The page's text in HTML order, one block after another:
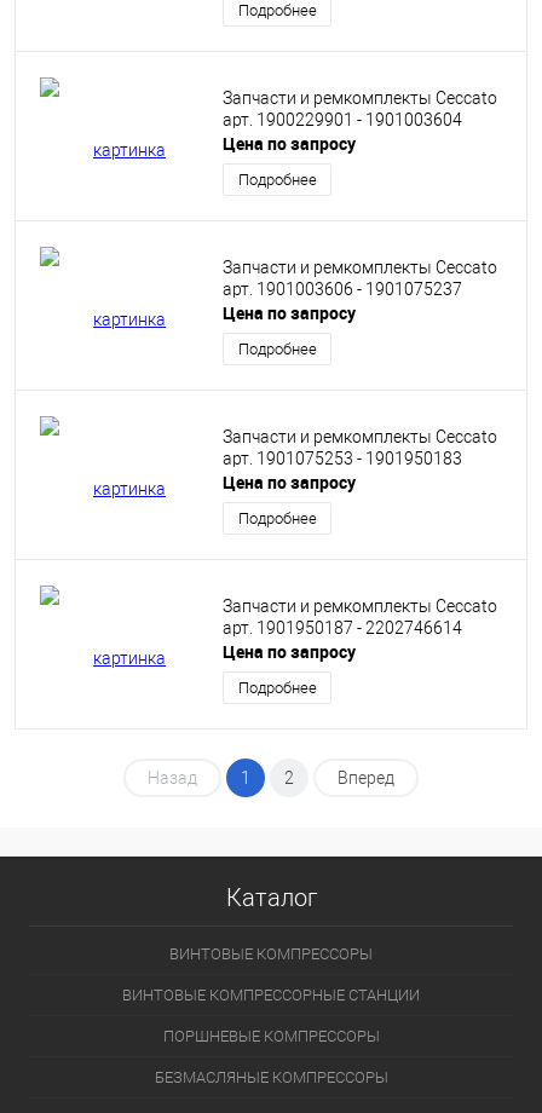
Подробнее
Запчасти и ремкомплекты Ceccato
арт. 1900229901 - 1901003604
Цена по запросу
Подробнее
Запчасти и ремкомплекты Ceccato
арт. 1901003606 - 1901075237
Цена по запросу
Подробнее
Запчасти и ремкомплекты Ceccato
арт. 1901075253 - 1901950183
Цена по запросу
Подробнее
Запчасти и ремкомплекты Ceccato
арт. 1901950187 - 2202746614
Цена по запросу
Подробнее
Назад 1 2 Вперед
Каталог
ВИНТОВЫЕ КОМПРЕССОРЫ
ВИНТОВЫЕ КОМПРЕССОРНЫЕ СТАНЦИИ
ПОРШНЕВЫЕ КОМПРЕССОРЫ
БЕЗМАСЛЯНЫЕ КОМПРЕССОРЫ